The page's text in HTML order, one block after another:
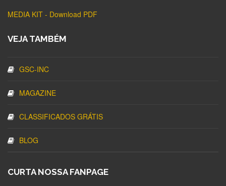
MEDIA KIT - Download PDF
VEJA TAMBÉM
GSC-INC
MAGAZINE
CLASSIFICADOS GRÁTIS
BLOG
CURTA NOSSA FANPAGE